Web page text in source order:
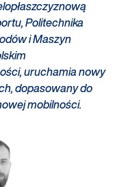
Politechnika
i Maszyn
uruchamia nowy
dopasowany do
mobilności.